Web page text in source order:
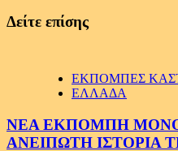
Δείτε επίσης
ΕΚΠΟΜΠΕΣ
ΕΛΛΑΔΑ
ΝΕΑ ΕΚΠΟΜΠΗ
ΑΝΕΙΠΩΤΗ ΙΣΤΟΡΙΑ